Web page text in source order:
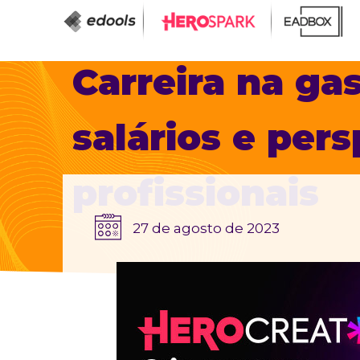
Carreira na
salários e
27 de agosto de 2023